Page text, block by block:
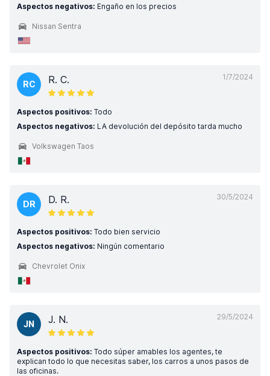
Aspectos negativos: Engaño en los precios
Nissan Sentra
1/7/2024
RC R. C.
Aspectos positivos: Todo
Aspectos negativos: LA devolución del depósito tarda mucho
Volkswagen Taos
30/5/2024
DR D. R.
Aspectos positivos: Todo bien servicio
Aspectos negativos: Ningún comentario
Chevrolet Onix
29/5/2024
JN J. N.
Aspectos positivos: Todo súper amables los agentes, te
explican todo lo que necesitas saber, los carros a unos pasos de
las oficinas.